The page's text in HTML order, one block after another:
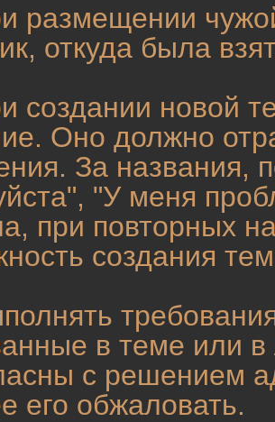
размещении
откуда была
создании новой
Оно должно
За названия,
"У меня
при повторных
создания
в теме или
с решением
его обжаловать.